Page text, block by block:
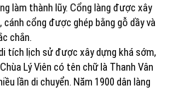
làm thành lũy. Cổng làng được xây
cổng được ghép bằng gỗ dầy và
chắn.
tích lịch sử được xây dựng khá sớm,
Lý Viên có tên chữ là Thanh Vân
lần di chuyển. Năm 1900 dân làng